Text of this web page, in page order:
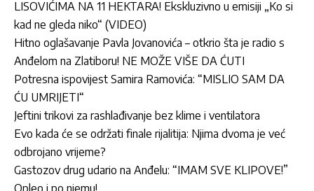
LISOVIĆIMA NA 11 HEKTARA! Ekskluzivno u emisiji „Ko si
kad ne gleda niko“ (VIDEO)
Hitno oglašavanje Pavla Jovanovića – otkrio šta je radio s
Anđelom na Zlatiboru! NE MOŽE VIŠE DA ĆUTI
Potresna ispovijest Samira Ramovića: “MISLIO SAM DA
ĆU UMRIJETI“
Jeftini trikovi za rashlađivanje bez klime i ventilatora
Evo kada će se održati finale rijalitija: Njima dvoma je već
odbrojano vrijeme?
Gastozov drug udario na Anđelu: “IMAM SVE KLIPOVE!”
Opleo i po njemu!